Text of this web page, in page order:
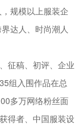
规模以上服装企
达人、时尚潮人
征稿、初评、企业
组入围作品在总
多万网络粉丝面
得者、中国服装设